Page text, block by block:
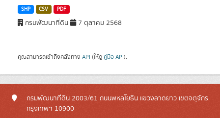
SHP CSV PDF
กรมพัฒนาที่ดิน 7 ตุลาคม 2568
คุณสามารถเข้าถึงคลังทาง API (ให้ดู คู่มือ API).
กรมพัฒนาที่ดิน 2003/61 ถนนพหลโยธิน แขวงลาดยาว เขตจตุจักร
กรุงเทพฯ 10900